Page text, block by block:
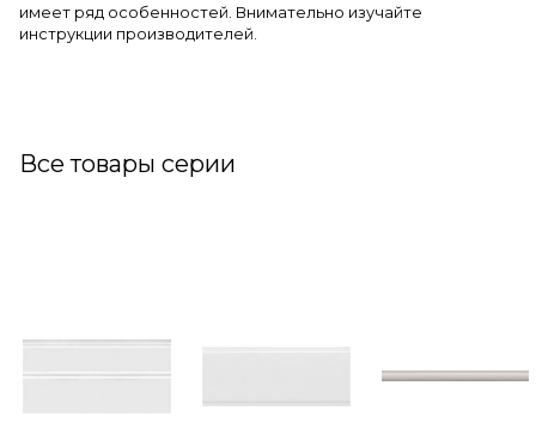
имеет ряд особенностей. Внимательно изучайте
инструкции производителей.
Все товары серии